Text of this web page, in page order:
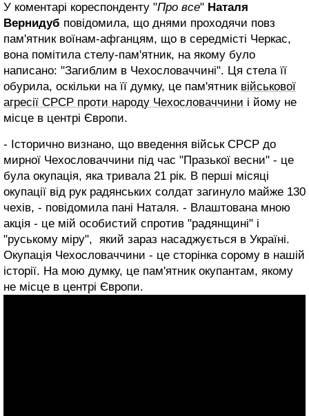
У коментарі кореспонденту "Про все" Наталя
Вернидуб повідомила, що днями проходячи повз
пам'ятник воїнам-афганцям, що в середмісті Черкас,
вона помітила стелу-пам'ятник, на якому було
написано: "Загиблим в Чехословаччині". Ця стела її
обурила, оскільки на її думку, це пам'ятник військової
агресії СРСР проти народу Чехословаччини і йому не
місце в центрі Європи.
- Історично визнано, що введення військ СРСР до
мирної Чехословаччини під час "Празької весни" - це
була окупація, яка тривала 21 рік. В перші місяці
окупації від рук радянських солдат загинуло майже 130
чехів, - повідомила пані Наталя. - Влаштована мною
акція - це мій особистий спротив "радянщині" і
"руському міру", який зараз насаджується в Україні.
Окупація Чехословаччини - це сторінка сорому в нашій
історії. На мою думку, це пам'ятник окупантам, якому
не місце в центрі Європи.